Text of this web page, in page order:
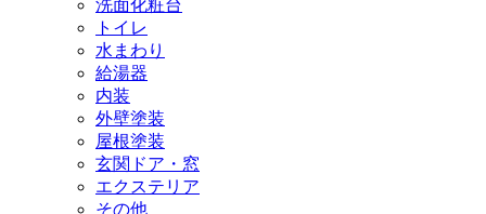
洗面化粧台
トイレ
水まわり
給湯器
内装
外壁塗装
屋根塗装
玄関ドア・窓
エクステリア
その他